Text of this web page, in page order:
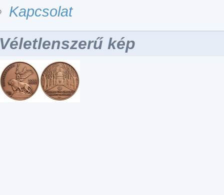
Kapcsolat
kép